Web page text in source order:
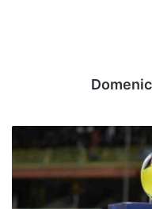
C,
un'altra
avversaria
dell'Avellino